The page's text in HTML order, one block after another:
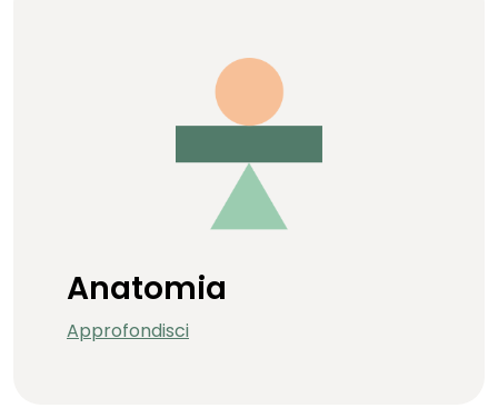
Anatomia
Approfondisci